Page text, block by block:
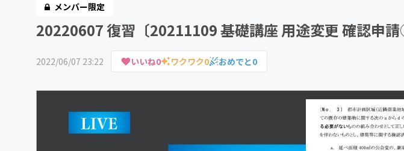
メンバー限定
20220607 復習〔20211109 基礎講座 用途変更 確認申請
2022/06/07 23:22 いいね0 ワクワク0 おめでと0